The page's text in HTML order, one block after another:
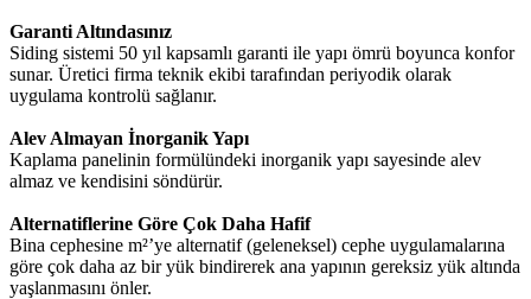
Garanti Altındasınız
Siding sistemi 50 yıl kapsamlı garanti ile yapı ömrü boyunca konfor
sunar. Üretici firma teknik ekibi tarafından periyodik olarak
uygulama kontrolü sağlanır.
Alev Almayan İnorganik Yapı
Kaplama panelinin formülündeki inorganik yapı sayesinde alev
almaz ve kendisini söndürür.
Alternatiflerine Göre Çok Daha Hafif
Bina cephesine m²’ye alternatif (geleneksel) cephe uygulamalarına
göre çok daha az bir yük bindirerek ana yapının gereksiz yük altında
yaşlanmasını önler.